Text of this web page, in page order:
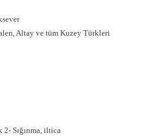
Altay ve tüm Kuzey Türkleri
Sığınma, iltica